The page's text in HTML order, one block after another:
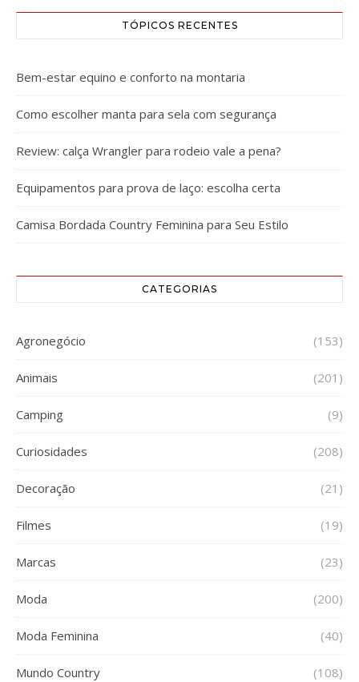
TÓPICOS RECENTES
Bem-estar equino e conforto na montaria
Como escolher manta para sela com segurança
Review: calça Wrangler para rodeio vale a pena?
Equipamentos para prova de laço: escolha certa
Camisa Bordada Country Feminina para Seu Estilo
CATEGORIAS
Agronegócio (153)
Animais (201)
Camping (9)
Curiosidades (208)
Decoração (21)
Filmes (19)
Marcas (23)
Moda (200)
Moda Feminina (40)
Mundo Country (108)